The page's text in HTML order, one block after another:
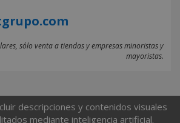
sólo venta a tiendas y empresas minoristas y
mayoristas.
descripciones y contenidos visuales
mediante inteligencia artificial.